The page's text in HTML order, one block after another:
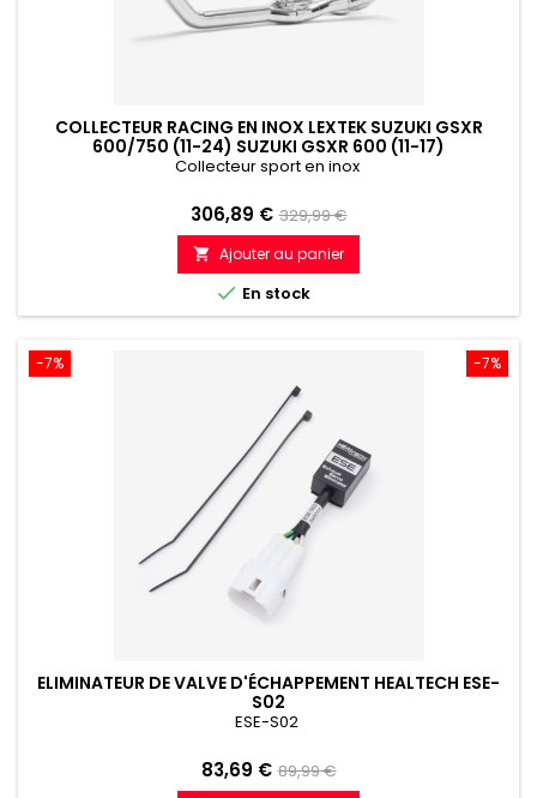
COLLECTEUR RACING EN INOX LEXTEK SUZUKI GSXR
600/750 (11-24) SUZUKI GSXR 600 (11-17)
Collecteur sport en inox
Prix
306,89 € Prix
de
référence
329,99 €
 Ajouter au panier
 En stock
-7%
-7%
ELIMINATEUR DE VALVE D'ÉCHAPPEMENT HEALTECH ESE-
S02
ESE-S02
Prix
83,69 € Prix
89,99 €